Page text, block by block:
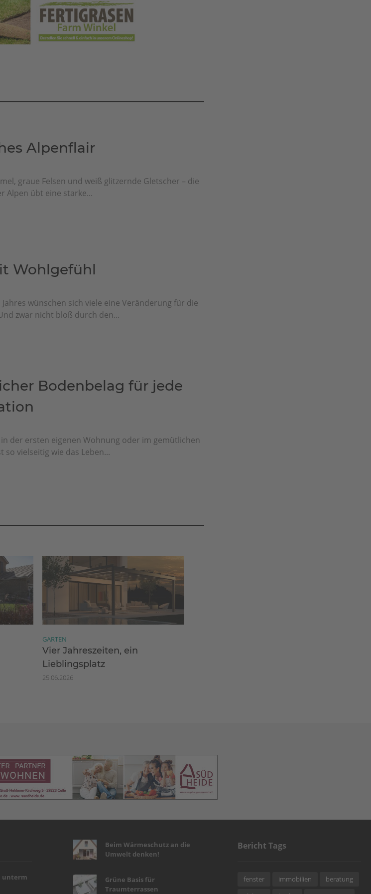
Alpenflair
graue Felsen und weiß glitzernde Gletscher – die
Alpen übt eine starke...
Wohlgefühl
wünschen sich viele eine Veränderung für die
zwar nicht bloß durch den...
Bodenbelag für jede
der ersten eigenen Wohnung oder im gemütlichen
so vielseitig wie das Leben...
GARTEN
Vier Jahreszeiten, ein
Lieblingsplatz
25.06.2026
unterm
Beim Wärmeschutz an die
Umwelt denken!
Grüne Basis für
Traumterrassen
Bericht Tags
fenster immobilien
beratung